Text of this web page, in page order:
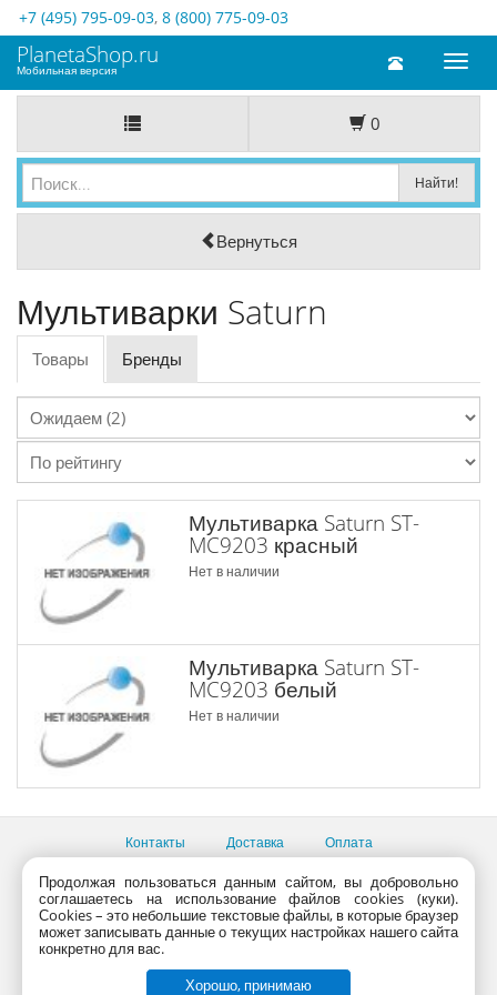
+7 (495) 795-09-03, 8 (800) 775-09-03
Toggle
PlanetaShop.ru
Мобильная версия
0
Вернуться
Мультиварки Saturn
Товары Бренды
Мультиварка Saturn ST-
MC9203 красный
Нет в наличии
Мультиварка Saturn ST-
MC9203 белый
Нет в наличии
Контакты Доставка Оплата
Все пункты выдачи
Консультации продавцов по телефону:+7 (495) 795-09-03,
+7 (800) 775-09-03
PlanetaShop.ru © 2000 - 2017 | Все права защищены
Продолжая пользоваться данным сайтом, вы добровольно
соглашаетесь на использование файлов cookies (куки).
Сookies – это небольшие текстовые файлы, в которые браузер
может записывать данные о текущих настройках нашего сайта
конкретно для вас.
Хорошо, принимаю